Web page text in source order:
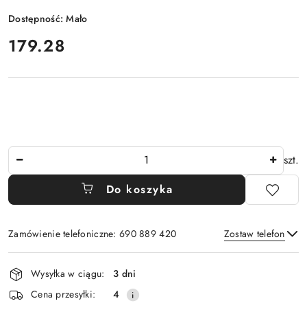
Dostępność:Mało
cena:
179.28
szt.
Do koszyka
Zamówienie telefoniczne: 690 889 420 Zostaw telefon
Wyślij
Dostępność
i
dostawa
Wysyłka w ciągu:
3 dni
Cena przesyłki:
4